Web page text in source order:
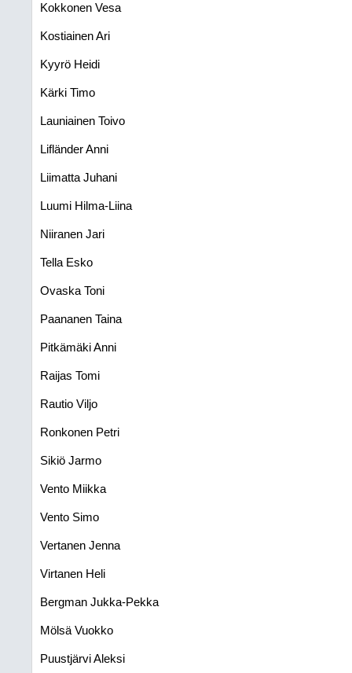
Kokkonen Vesa
Kostiainen Ari
Kyyrö Heidi
Kärki Timo
Launiainen Toivo
Lifländer Anni
Liimatta Juhani
Luumi Hilma-Liina
Niiranen Jari
Tella Esko
Ovaska Toni
Paananen Taina
Pitkämäki Anni
Raijas Tomi
Rautio Viljo
Ronkonen Petri
Sikiö Jarmo
Vento Miikka
Vento Simo
Vertanen Jenna
Virtanen Heli
Bergman Jukka-Pekka
Mölsä Vuokko
Puustjärvi Aleksi